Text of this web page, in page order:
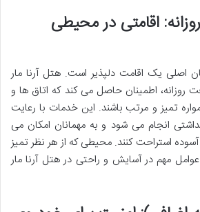
اقامتی در محیطی
اصلی یک اقامت دلپذیر است. هتل آرنا مار
روزانه، اطمینان حاصل می کند که اتاق ها و
تمیز و مرتب باشند. این خدمات با رعایت
انجام می شود و به مهمانان امکان می
استراحت کنند. محیطی که از هر نظر تمیز
مهم درآسایش و راحتی در هتل آرنا مار